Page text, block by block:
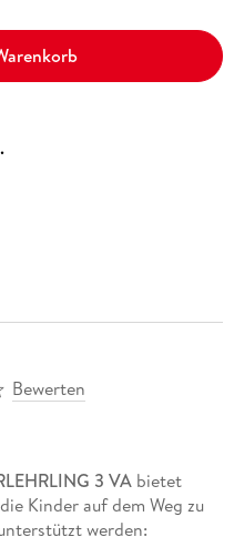
Bewerten
3 VAbietet
Kinder auf dem Weg zu
werden: